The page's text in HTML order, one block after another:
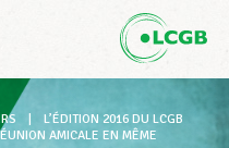
L’ÉDITION 2016 DU LCGB
AMICALE EN MÊME